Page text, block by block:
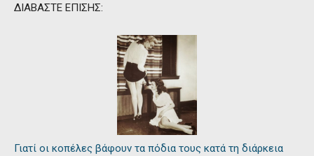
ΔΙΑΒΑΣΤΕ ΕΠΙΣΗΣ:
Γιατί οι κοπέλες βάφουν τα πόδια τους κατά τη διάρκεια